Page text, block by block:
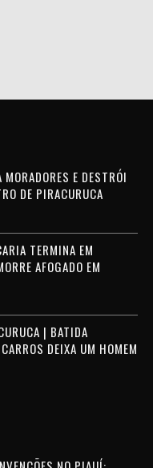
E DESTRÓI
DE PIRACURUCA
TERMINA EM
AFOGADO EM
| BATIDA
DEIXA UM HOMEM